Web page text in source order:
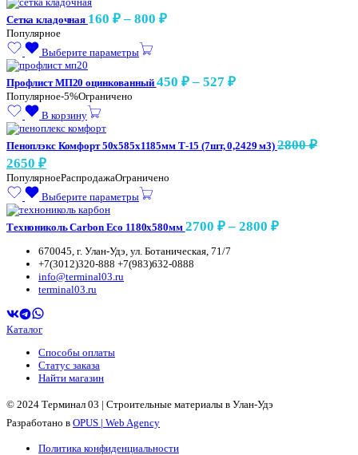
Сетка кладочная 160 ₽ – 800 ₽Диапазон
800 ₽
Популярное
Выберите параметры
Профлист МП20 оцинкованный 450 ₽ – 527 ₽Диапазон
527 ₽
Популярное-5%Ограничено
В корзину
Пеноплэкс Комфорт 50х585х1185мм Т-15 (7шт, 0,2429 м3) 2800₽
Первоначальная
цена
составляла
2800 ₽.
2650 ₽Текущая
цена:
2650 ₽.
ПопулярноеРаспродажаОграничено
Выберите параметры
Технониколь Carbon Eco 1180х580мм 2700 ₽ – 2800 ₽Диапазон
670045, г. Улан-Удэ, ул. Ботаническая, 71/7
+7(3012)320-888 +7(983)632-0888
info@terminal03.ru
terminal03.ru
Каталог
Способы оплаты
Статус заказа
Найти магазин
© 2024 Терминал 03 | Строительные материалы в Улан-Удэ
Разработано в OPUS | Web Agency
Политика конфиденциальности